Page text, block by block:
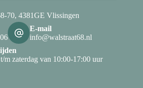
70, 4381GE Vlissingen
E-mail
info@walstraat68.nl
m zaterdag van 10:00-17:00 uur